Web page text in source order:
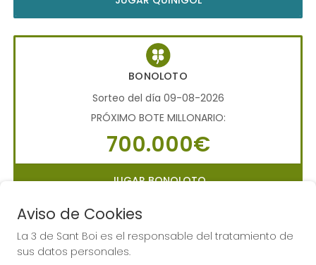
BONOLOTO
Sorteo del día 09-08-2026
PRÓXIMO BOTE MILLONARIO:
700.000€
JUGAR BONOLOTO
LA PRIMITIVA
Aviso de Cookies
La 3 de Sant Boi es el responsable del tratamiento de
sus datos personales.